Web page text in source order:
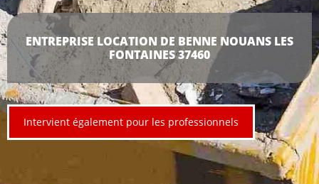
ENTREPRISE LOCATION DE BENNE NOUANS LES
FONTAINES 37460
Intervient également pour les professionnels